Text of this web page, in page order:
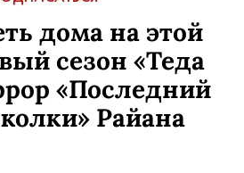
дома на этой
сезон «Теда
«Последний
Райана